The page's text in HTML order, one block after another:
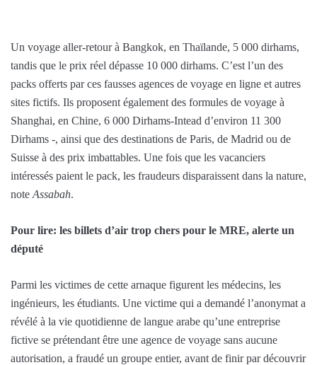
Un voyage aller-retour à Bangkok, en Thaïlande, 5 000 dirhams,
tandis que le prix réel dépasse 10 000 dirhams. C’est l’un des
packs offerts par ces fausses agences de voyage en ligne et autres
sites fictifs. Ils proposent également des formules de voyage à
Shanghai, en Chine, 6 000 Dirhams-Intead d’environ 11 300
Dirhams -, ainsi que des destinations de Paris, de Madrid ou de
Suisse à des prix imbattables. Une fois que les vacanciers
intéressés paient le pack, les fraudeurs disparaissent dans la nature,
note Assabah.
Pour lire: les billets d’air trop chers pour le MRE, alerte un
député
Parmi les victimes de cette arnaque figurent les médecins, les
ingénieurs, les étudiants. Une victime qui a demandé l’anonymat a
révélé à la vie quotidienne de langue arabe qu’une entreprise
fictive se prétendant être une agence de voyage sans aucune
autorisation, a fraudé un groupe entier, avant de finir par découvrir